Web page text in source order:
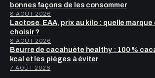
bonnes façons de les consommer
8 AOÛT 2026
Lactose, EAA, prix au kilo : quelle
choisir ?
8 AOÛT 2026
Beurre de cacahuète healthy : 100 %
kcal et les pièges à éviter
7 AOÛT 2026